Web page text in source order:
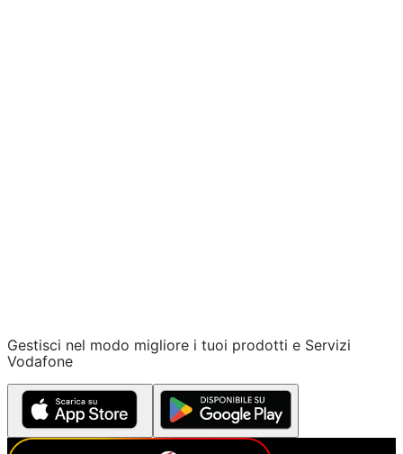
Gestisci nel modo migliore i tuoi prodotti e Servizi
Vodafone